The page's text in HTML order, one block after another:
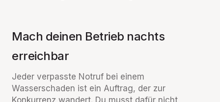
Mach deinen Betrieb nachts
erreichbar
Jeder verpasste Notruf bei einem
Wasserschaden ist ein Auftrag, der zur
Konkurrenz wandert. Du musst dafür nicht